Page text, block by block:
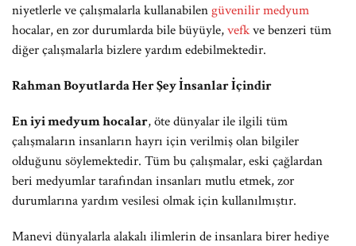
niyetlerle ve çalışmalarla kullanabilengüvenilir medyum
hocalar, en zor durumlarda bile büyüyle,vefkve benzeri tüm
diğer çalışmalarla bizlere yardım edebilmektedir.
Rahman Boyutlarda Her Şey İnsanlar İçindir
En iyi medyum hocalar, öte dünyalar ile ilgili tüm
çalışmaların insanların hayrı için verilmiş olan bilgiler
olduğunu söylemektedir. Tüm bu çalışmalar, eski çağlardan
beri medyumlar tarafından insanları mutlu etmek, zor
durumlarına yardım vesilesi olmak için kullanılmıştır.
Manevi dünyalarla alakalı ilimlerin de insanlara birer hediye